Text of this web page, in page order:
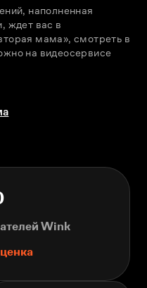
наполненная
ждет вас в
мама», смотреть в
на видеосервисе
Wink